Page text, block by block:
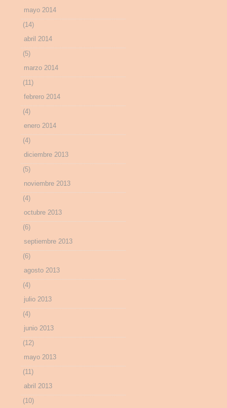
mayo 2014
(14)
abril 2014
(5)
marzo 2014
(11)
febrero 2014
(4)
enero 2014
(4)
diciembre 2013
(5)
noviembre 2013
(4)
octubre 2013
(6)
septiembre 2013
(6)
agosto 2013
(4)
julio 2013
(4)
junio 2013
(12)
mayo 2013
(11)
abril 2013
(10)